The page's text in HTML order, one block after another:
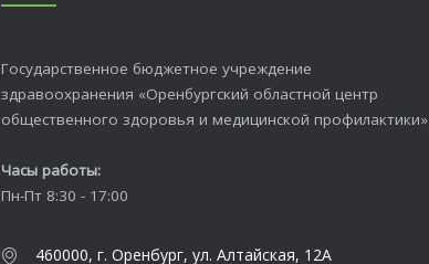
Государственное бюджетное учреждение
здравоохранения «Оренбургский областной центр
общественного здоровья и медицинской профилактики»
Часы работы:
Пн-Пт 8:30 - 17:00
460000, г. Оренбург, ул. Алтайская, 12А